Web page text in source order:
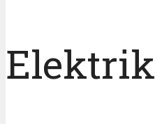
Elektrik